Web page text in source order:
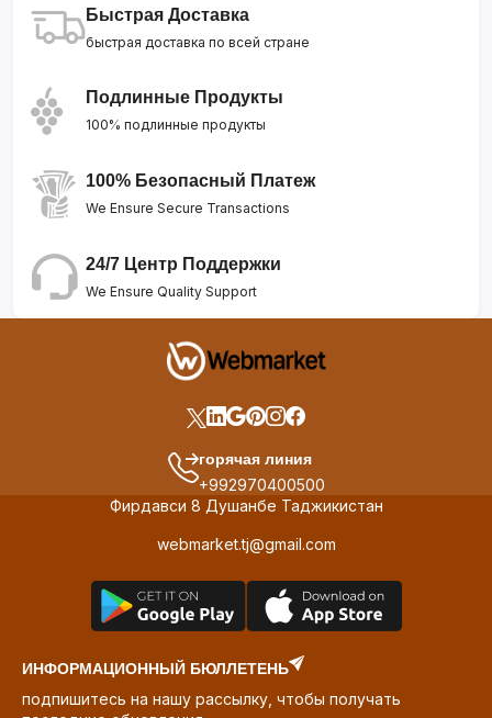
Быстрая Доставка
быстрая доставка по всей стране
Подлинные Продукты
100% подлинные продукты
100% Безопасный Платеж
We Ensure Secure Transactions
24/7 Центр Поддержки
We Ensure Quality Support
горячая линия
+992970400500
Фирдавси 8 Душанбе Таджикистан
webmarket.tj@gmail.com
ИНФОРМАЦИОННЫЙ БЮЛЛЕТЕНЬ
подпишитесь на нашу рассылку, чтобы получать